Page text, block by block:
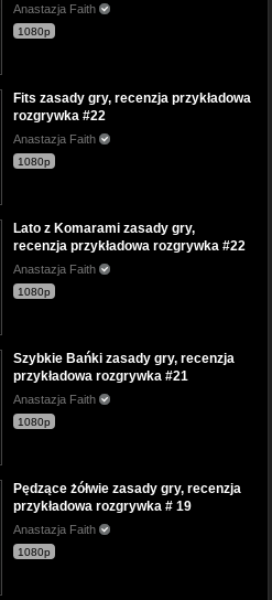
Anastazja Faith
1080p
Fits zasady gry, recenzja przykładowa
rozgrywka #22
Anastazja Faith
1080p
Lato z Komarami zasady gry,
recenzja przykładowa rozgrywka #22
Anastazja Faith
1080p
Szybkie Bańki zasady gry, recenzja
przykładowa rozgrywka #21
Anastazja Faith
1080p
Pędzące żółwie zasady gry, recenzja
przykładowa rozgrywka # 19
Anastazja Faith
1080p